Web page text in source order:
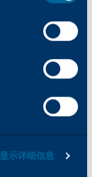
显示详细信息